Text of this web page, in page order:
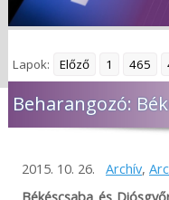
Lapok: Előző 1 465
Beharangozó:
2015. 10. 26. Archív,